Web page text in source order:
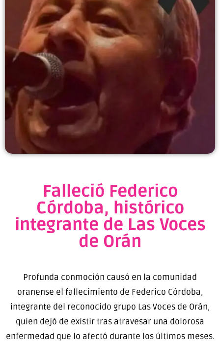
Falleció Federico
Córdoba, histórico
integrante de Las Voces
de Orán
Profunda conmoción causó en la comunidad
oranense el fallecimiento de Federico Córdoba,
integrante del reconocido grupo Las Voces de Orán,
quien dejó de existir tras atravesar una dolorosa
enfermedad que lo afectó durante los últimos meses.